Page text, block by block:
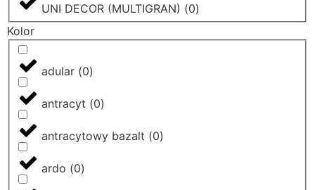
UNI DECOR (MULTIGRAN) (0)
Kolor
adular (0)
antracyt (0)
antracytowy bazalt (0)
ardo (0)